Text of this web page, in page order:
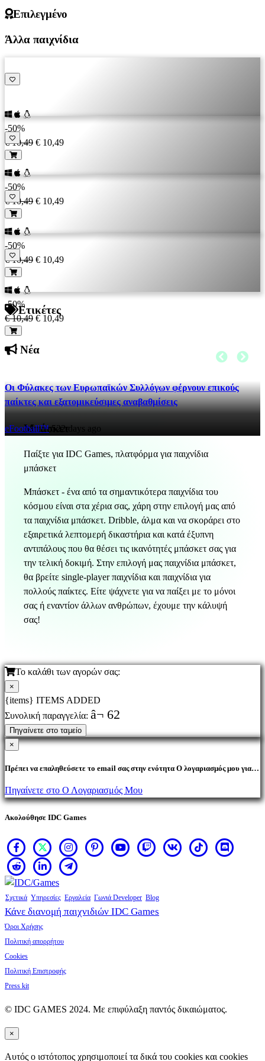
Επιλεγμένο
Άλλα παιχνίδια
-50%
€ 10,49 € 10,49
-50%
€ 10,49 € 10,49
-50%
€ 10,49 € 10,49
-50%
€ 10,49 € 10,49
Ετικέτες
Νέα
Οι Φύλακες των Ευρωπαϊκών Συλλόγων φέρνουν επικούς
παίκτες και εξατομικεύσιμες αναβαθμίσεις
eFootball™ 522 days ago
Μπάσκετ
Παίξτε για IDC Games, πλατφόρμα για παιχνίδια
μπάσκετ
Μπάσκετ - ένα από τα σημαντικότερα παιχνίδια του
κόσμου είναι στα χέρια σας, χάρη στην επιλογή μας από
τα παιχνίδια μπάσκετ. Dribble, άλμα και να σκοράρει στο
εξαιρετικά λεπτομερή δικαστήρια και κατά έξυπνη
αντιπάλους που θα θέσει τις ικανότητές μπάσκετ σας για
την τελική δοκιμή. Στην επιλογή μας παιχνίδια μπάσκετ,
θα βρείτε single-player παιχνίδια και παιχνίδια για
πολλούς παίκτες. Είτε ψάχνετε για να παίξει με το μόνοι
σας ή εναντίον άλλων ανθρώπων, έχουμε την κάλυψή
σας!
Το καλάθι των αγορών σας:
×
{items} ITEMS ADDED
Συνολική παραγγελία: â¬ 62
Πηγαίνετε στο ταμείο
×
Πρέπει να επαληθεύσετε το email σας στην ενότητα Ο λογαριασμός μου για
Πηγαίνετε στο Ο Λογαριασμός Μου
Ακολούθησε IDC Games
Σχετικά Υπηρεσίες Εργαλεία Γωνιά Developer Blog
Κάνε διανομή παιχνιδιών IDC Games
Όροι Χρήσης
Πολιτική απορρήτου
Cookies
Πολιτική Επιστροφής
Press kit
© IDC GAMES 2024. Με επιφύλαξη παντός δικαιώματος.
×
Αυτός ο ιστότοπος χρησιμοποιεί τα δικά του cookies και cookies